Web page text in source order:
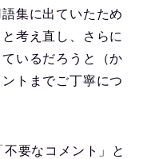
集に出ていたため
考え直し、さらに
いるだろうと（か
トまでご丁寧につ
要なコメント」と